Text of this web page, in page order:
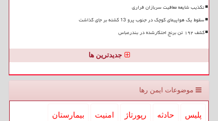
تکذیب شایعه معافیت سربازان فراری
سقوط یک هواپیمای کوچک در جنوب پرو 13 کشته بر جای گذاشت
کشف ۱۹۲ تن برنج احتکارشده در بندرعباس
جدیدترین ها
موضوعات ایمن رها
پلیس حادثه رپورتاژ امنیت بیمارستان